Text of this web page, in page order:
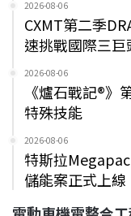
2026-08-06
CXMT第二季
速挑戰國際三巨
2026-08-06
《爐石戰記®》
特殊技能
2026-08-06
特斯拉
儲能案正式上線